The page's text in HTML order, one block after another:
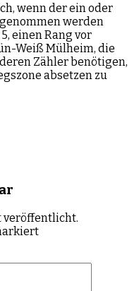
wenn der ein oder
werden
einen Rang vor
Weiß Mülheim, die
Zähler benötigen,
absetzen zu
veröffentlicht.